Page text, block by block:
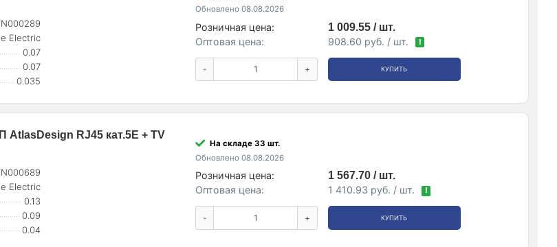
Electric
0.07
0.07
0.035
Обновлено 08.08.2026
Розничная цена:
1 009.55 / шт.
Оптовая цена:
908.60 руб. / шт. !
- + КУПИТЬ
AtlasDesign RJ45 кат.5E + TV
Electric
0.13
0.09
0.04
На складе 33 шт.
Обновлено 08.08.2026
Розничная цена:
1 567.70 / шт.
Оптовая цена:
1 410.93 руб. / шт. !
- + КУПИТЬ